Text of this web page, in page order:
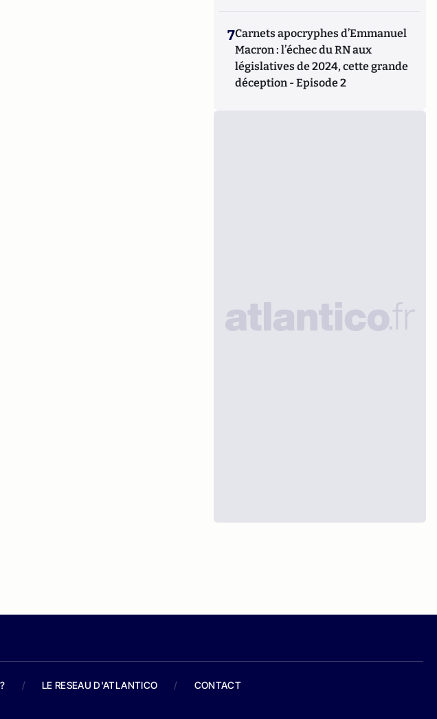
7Carnets apocryphes d’Emmanuel
Macron : l’échec du RN aux
législatives de 2024, cette grande
déception - Episode 2
/ LE RESEAU D'ATLANTICO / CONTACT